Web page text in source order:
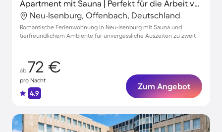
Apartment mit Sauna | Perfekt für die Arbeit von Zuhause
Neu-Isenburg, Offenbach, Deutschland
Romantische Ferienwohnung in Neu-Isenburg mit Sauna und
tierfreundlichem Ambiente für unvergessliche Auszeiten zu zweit
ab 72 €
pro Nacht
4.9
Zum Angebot